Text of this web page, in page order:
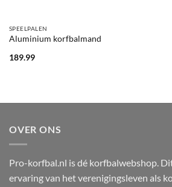
SPEELPALEN
Aluminium korfbalmand
189.99
OVER ONS
Pro-korfbal.nl is dé korfbalwebshop.
ervaring van het verenigingsleven als